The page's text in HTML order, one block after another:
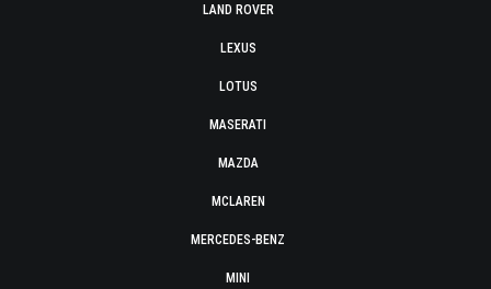
LAND ROVER
LEXUS
LOTUS
MASERATI
MAZDA
MCLAREN
MERCEDES-BENZ
MINI